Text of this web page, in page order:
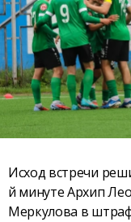
Исход встречи
й минуте Архип
Меркулова в